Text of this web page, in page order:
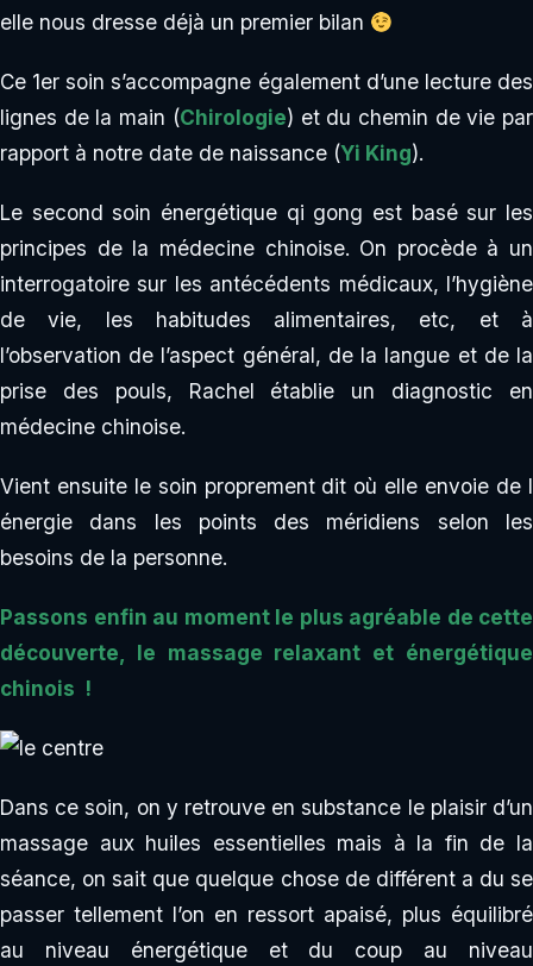
elle nous dresse déjà un premier bilan
Ce 1er soin s’accompagne également d’une lecture des
lignes de la main (Chirologie) et du chemin de vie par
rapport à notre date de naissance (Yi King).
Le second soin énergétique qi gong est basé sur les
principes de la médecine chinoise. On procède à un
interrogatoire sur les antécédents médicaux, l’hygiène
de vie, les habitudes alimentaires, etc, et à
l’observation de l’aspect général, de la langue et de la
prise des pouls, Rachel établie un diagnostic en
médecine chinoise.
Vient ensuite le soin proprement dit où elle envoie de l
énergie dans les points des méridiens selon les
besoins de la personne.
Passons enfin au moment le plus agréable de cette
découverte, le massage relaxant et énergétique
chinois !
Dans ce soin, on y retrouve en substance le plaisir d’un
massage aux huiles essentielles mais à la fin de la
séance, on sait que quelque chose de différent a du se
passer tellement l’on en ressort apaisé, plus équilibré
au niveau énergétique et du coup au niveau